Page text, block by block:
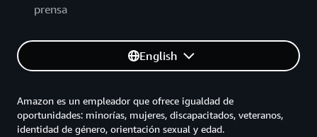
prensa
English
Amazon es un empleador que ofrece igualdad de
oportunidades: minorías, mujeres, discapacitados, veteranos,
identidad de género, orientación sexual y edad.